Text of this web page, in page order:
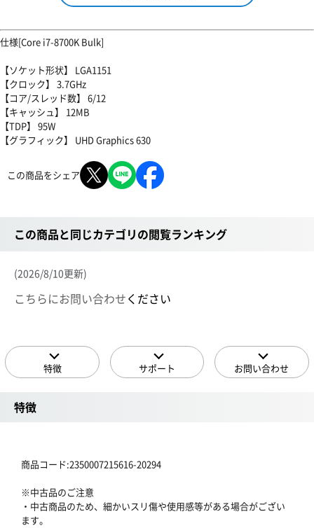
仕様[Core i7-8700K Bulk]
【ソケット形状】 LGA1151
【クロック】 3.7GHz
【コア/スレッド数】 6/12
【キャッシュ】 12MB
【TDP】 95W
【グラフィック】 UHD Graphics 630
この商品をシェア
この商品と同じカテゴリの閲覧ランキング
(2026/8/10更新)
こちらにお問い合わせください
特徴 サポート お問い合わせ
特徴
商品コード:2350007215616-20294
※中古品のご注意
・中古商品のため、細かいスリ傷や使用感等がある場合がござい
ます。